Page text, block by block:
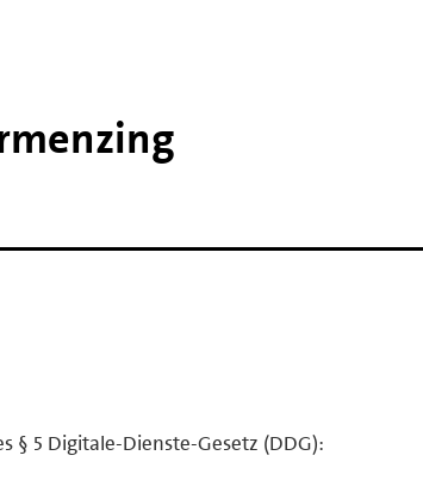
§ 5 Digitale-Dienste-Gesetz (DDG):